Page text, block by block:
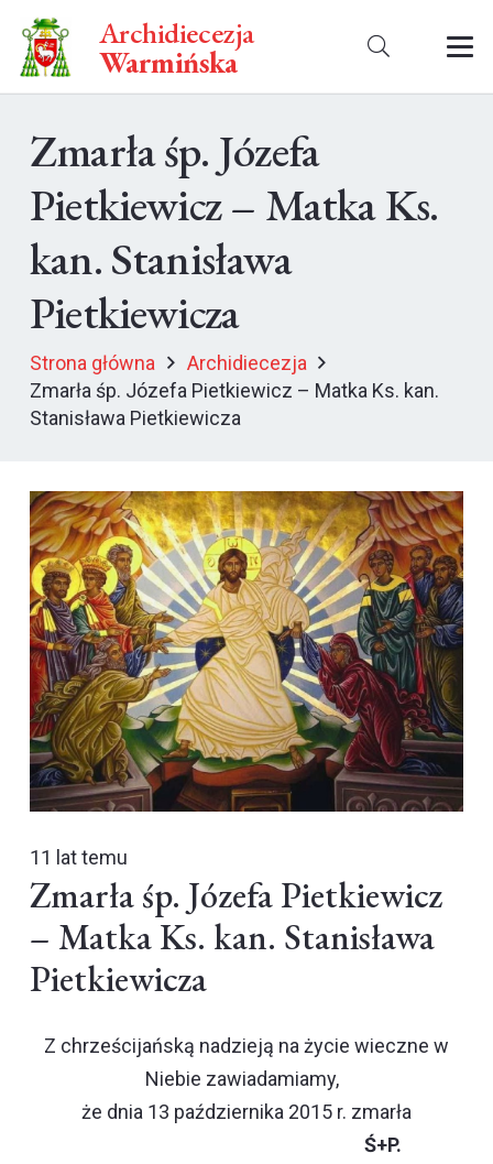
Archidiecezja
Warmińska
Zmarła śp. Józefa
Pietkiewicz – Matka Ks.
kan. Stanisława
Pietkiewicza
Strona główna
Archidiecezja
Zmarła śp. Józefa Pietkiewicz – Matka Ks. kan.
Stanisława Pietkiewicza
11 lat temu
Zmarła śp. Józefa Pietkiewicz
– Matka Ks. kan. Stanisława
Pietkiewicza
Z chrześcijańską nadzieją na życie wieczne w
Niebie zawiadamiamy,
że dnia 13 października 2015 r. zmarła
Ś+P.